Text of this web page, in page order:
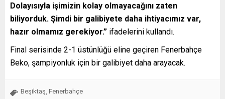
Dolayısıyla işimizin kolay olmayacağını zaten
biliyorduk. Şimdi bir galibiyete daha ihtiyacımız var,
hazır olmamız gerekiyor.” ifadelerini kullandı.
Final serisinde 2-1 üstünlüğü eline geçiren Fenerbahçe
Beko, şampiyonluk için bir galibiyet daha arayacak.
Beşiktaş Fenerbahçe